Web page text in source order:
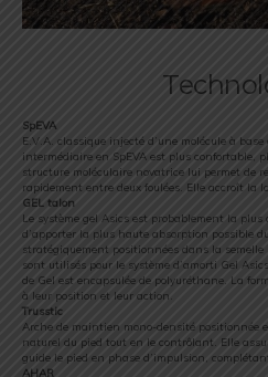
SpEVA
E.V.A. classique injecté d’une molécule à
intermédiaire en SpEVA est plus confortable,
structure moléculaire novatrice lui permet de
rapidement entre deux foulées. Elle accroît la
GEL talon
Le système gel Asics est probablement la
d’apporter la plus haute absorption possible
stratégiquement positionnées dans la
sont utilisés pour le système d’amorti Gel
de Gel est encapsulée de polyuréthane. La
à leur position et leur action.
Trusstic
Arche de maintien mono-densité positionnée
naturel du pied tout en le contrôlant. Elle
guide le pied en phase d’impulsion,
AHAR